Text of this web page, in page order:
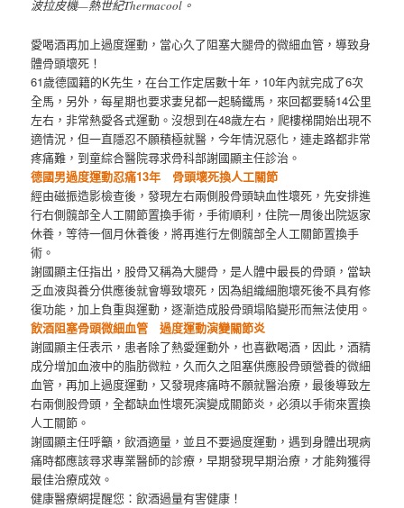
波拉皮機—熱世紀Thermacool。
愛喝酒再加上過度運動，當心久了阻塞大腿骨的微細血管，導致身
體骨頭壞死！
61歲德國籍的K先生，在台工作定居數十年，10年內就完成了6次
全馬，另外，每星期也要求妻兒都一起騎鐵馬，來回都要騎14公里
左右，非常熱愛各式運動。沒想到在48歲左右，爬樓梯開始出現不
適情況，但一直隱忍不願積極就醫，今年情況惡化，連走路都非常
疼痛難，到童綜合醫院尋求骨科部謝國顯主任診治。
德國男過度運動忍痛13年 骨頭壞死換人工關節
經由磁振造影檢查後，發現左右兩側股骨頭缺血性壞死，先安排進
行右側髖部全人工關節置換手術，手術順利，住院一周後出院返家
休養，等待一個月休養後，將再進行左側髖部全人工關節置換手
術。
謝國顯主任指出，股骨又稱為大腿骨，是人體中最長的骨頭，當缺
乏血液與養分供應後就會導致壞死，因為組織細胞壞死後不具有修
復功能，加上負重與運動，逐漸造成股骨頭塌陷變形而無法使用。
飲酒阻塞骨頭微細血管 過度運動演變關節炎
謝國顯主任表示，患者除了熱愛運動外，也喜歡喝酒，因此，酒精
成分增加血液中的脂肪微粒，久而久之阻塞供應股骨頭營養的微細
血管，再加上過度運動，又發現疼痛時不願就醫治療，最後導致左
右兩側股骨頭，全都缺血性壞死演變成關節炎，必須以手術來置換
人工關節。
謝國顯主任呼籲，飲酒適量，並且不要過度運動，遇到身體出現病
痛時都應該尋求專業醫師的診療，早期發現早期治療，才能夠獲得
最佳治療成效。
健康醫療網提醒您：飲酒過量有害健康！